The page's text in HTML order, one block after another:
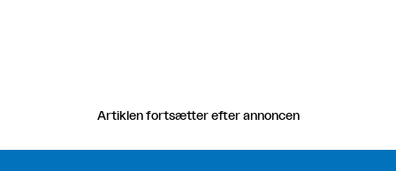
Artiklen fortsætter efter annoncen